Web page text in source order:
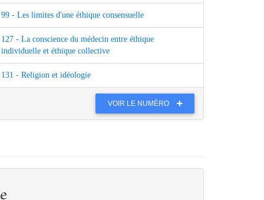
99 - Les limites d'une éthique consensuelle
127 - La conscience du médecin entre éthique
individuelle et éthique collective
131 - Religion et idéologie
VOIR LE NUMÉRO